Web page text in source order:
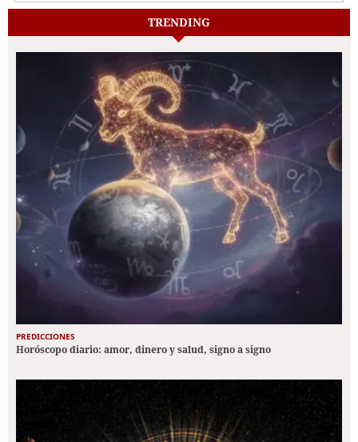
TRENDING
PREDICCIONES
Horóscopo diario: amor, dinero y salud, signo a signo